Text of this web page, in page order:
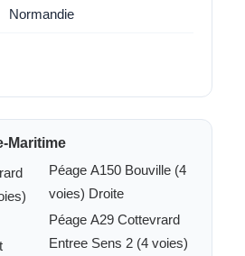
Normandie
Maritime
Péage A150 Bouville (4
voies) Droite
Péage A29 Cottevrard
Entree Sens 2 (4 voies)